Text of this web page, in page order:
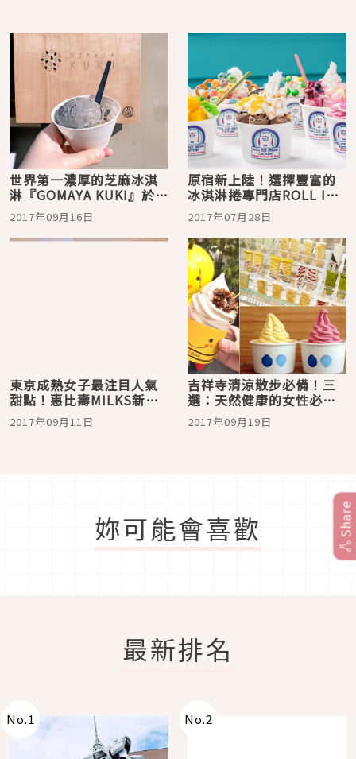
世界第一濃厚的芝麻冰淇
淋『GOMAYA KUKI』於表
參道人氣登場！
2017年09月16日
原宿新上陸！選擇豐富的
冰淇淋捲專門店ROLL ICE
CREAM FACTORY真的超
級誘人
2017年07月28日
東京成熟女子最注目人氣
甜點！惠比壽MILKS新型
態冰淇淋登場！
2017年09月11日
吉祥寺清涼散步必備！三
選：天然健康的女性必訪
冰淇淋店
2017年09月19日
妳可能會喜歡
最新排名
No.1 No.2
Share